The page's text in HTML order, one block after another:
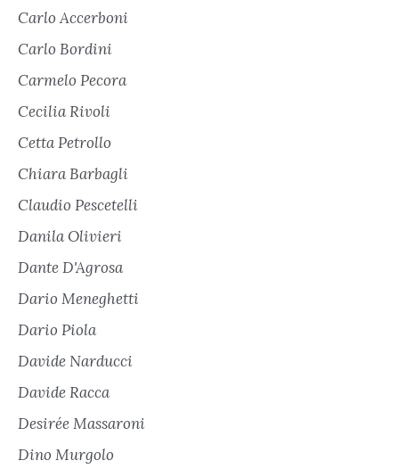
Carlo Accerboni
Carlo Bordini
Carmelo Pecora
Cecilia Rivoli
Cetta Petrollo
Chiara Barbagli
Claudio Pescetelli
Danila Olivieri
Dante D'Agrosa
Dario Meneghetti
Dario Piola
Davide Narducci
Davide Racca
Desirée Massaroni
Dino Murgolo